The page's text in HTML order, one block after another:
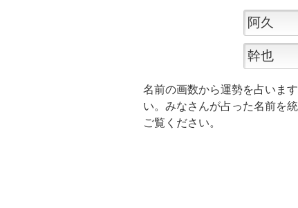
名前の画数から運勢を占いま
い。みなさんが占った名前を
ご覧ください。